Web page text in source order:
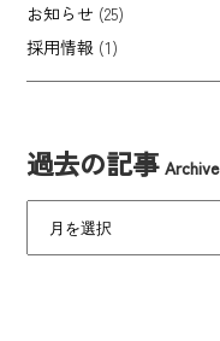
お知らせ (25)
採用情報 (1)
過去の記事 Archive